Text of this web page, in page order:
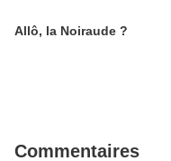
Allô, la Noiraude ?
Commentaires